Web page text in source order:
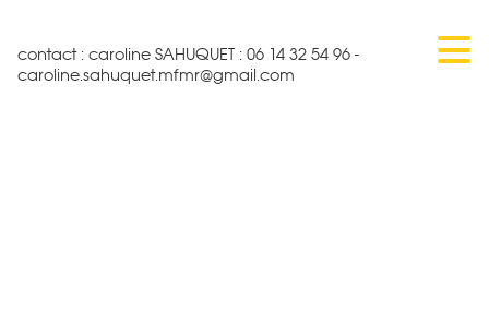
contact : caroline SAHUQUET : 06 14 32 54 96 -
caroline.sahuquet.mfmr@gmail.com